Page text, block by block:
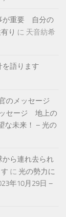
が重要 自分の
り に 天音紡希
を語ります
のメッセージ
セージ 地上の
な未来！ – 光の
ら連れ去られ
に 光の勢力に
年10月29日 –